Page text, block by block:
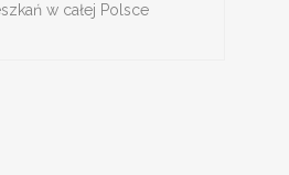
w całej Polsce